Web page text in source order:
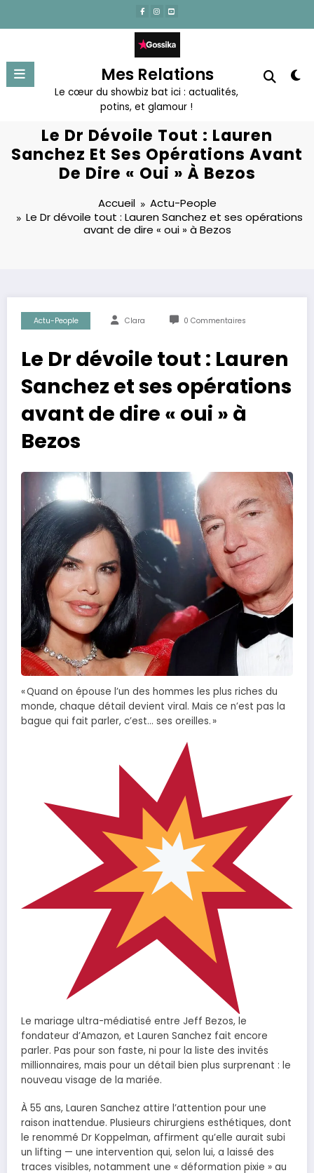
contenu
Mes Relations
Le cœur du showbiz bat ici : actualités,
potins, et glamour !
Le Dr Dévoile Tout : Lauren
Sanchez Et Ses Opérations Avant
De Dire « Oui » À Bezos
Accueil
Actu-People
Le Dr dévoile tout : Lauren Sanchez et ses opérations
avant de dire « oui » à Bezos
Actu-People Clara 0 Commentaires
Le Dr dévoile tout : Lauren
Sanchez et ses opérations
avant de dire « oui » à
Bezos
« Quand on épouse l’un des hommes les plus riches du
monde, chaque détail devient viral. Mais ce n’est pas la
bague qui fait parler, c’est… ses oreilles. »
Le mariage ultra-médiatisé entre Jeff Bezos, le
fondateur d’Amazon, et Lauren Sanchez fait encore
parler. Pas pour son faste, ni pour la liste des invités
millionnaires, mais pour un détail bien plus surprenant : le
nouveau visage de la mariée.
À 55 ans, Lauren Sanchez attire l’attention pour une
raison inattendue. Plusieurs chirurgiens esthétiques, dont
le renommé Dr Koppelman, affirment qu’elle aurait subi
un lifting — une intervention qui, selon lui, a laissé des
traces visibles, notamment une « déformation pixie » au